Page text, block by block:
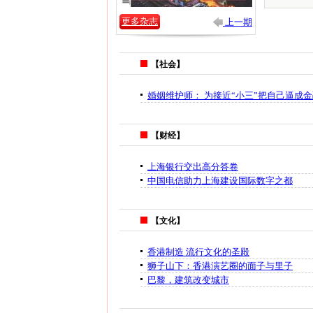
更多杂志 上一期
【社会】
婚姻维护师： 为接近“小三”把自己逼成
【财经】
上海银行交出高分答卷
中国电信助力上海建设国际数字之都
【文化】
香港制造 流行文化的圣殿
狮子山下：香港演艺圈的面子与里子
巴黎，建筑改变城市